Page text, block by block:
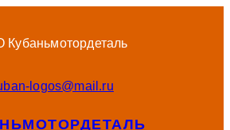
logos@mail.ru